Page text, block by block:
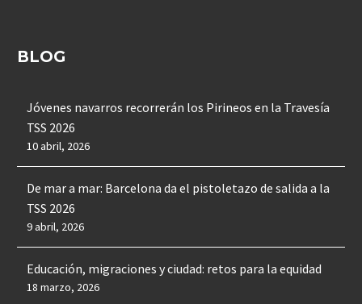
BLOG
Jóvenes navarros recorrerán los Pirineos en la Travesía
TSS 2026
10 abril, 2026
De mar a mar: Barcelona da el pistoletazo de salida a la
TSS 2026
9 abril, 2026
Educación, migraciones y ciudad: retos para la equidad
18 marzo, 2026